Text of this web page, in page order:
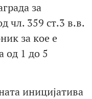
за
чл. 359 ст.3 в.в.
за кое е
од 1 до 5
иницијатива